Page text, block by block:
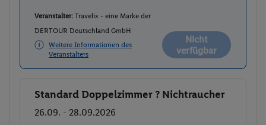
Veranstalter: Travelix - eine Marke der
DERTOUR Deutschland GmbH
Weitere Informationen des
Veranstalters
Nicht
verfügbar
Buchen
Standard Doppelzimmer ? Nichtraucher
26.09. - 28.09.2026